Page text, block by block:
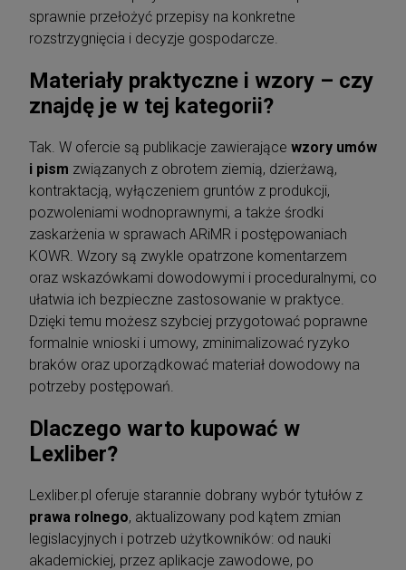
sprawnie przełożyć przepisy na konkretne
rozstrzygnięcia i decyzje gospodarcze.
Materiały praktyczne i wzory – czy
znajdę je w tej kategorii?
Tak. W ofercie są publikacje zawierające wzory umów
i pism związanych z obrotem ziemią, dzierżawą,
kontraktacją, wyłączeniem gruntów z produkcji,
pozwoleniami wodnoprawnymi, a także środki
zaskarżenia w sprawach ARiMR i postępowaniach
KOWR. Wzory są zwykle opatrzone komentarzem
oraz wskazówkami dowodowymi i proceduralnymi, co
ułatwia ich bezpieczne zastosowanie w praktyce.
Dzięki temu możesz szybciej przygotować poprawne
formalnie wnioski i umowy, zminimalizować ryzyko
braków oraz uporządkować materiał dowodowy na
potrzeby postępowań.
Dlaczego warto kupować w
Lexliber?
Lexliber.pl oferuje starannie dobrany wybór tytułów z
prawa rolnego, aktualizowany pod kątem zmian
legislacyjnych i potrzeb użytkowników: od nauki
akademickiej, przez aplikacje zawodowe, po